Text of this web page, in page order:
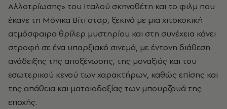
Αλλοτρίωσης» του Ιταλού σκηνοθέτη και το φιλμ που
έκανε τη Μόνικα Βίτι σταρ, ξεκινά με μια χιτσκοκική
ατμόσφαιρα θρίλερ μυστηρίου και στη συνέχεια κάνει
στροφή σε ένα υπαρξιακό σινεμά, με έντονη διάθεση
ανάδειξης της αποξένωσης, της μοναξιάς και του
εσωτερικού κενού των χαρακτήρων, καθώς επίσης και
της απάθεια και ματαιοδοξίας των μπουρζουά της
εποχής.